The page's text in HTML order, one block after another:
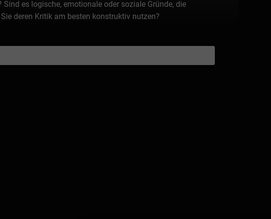
es logische, emotionale oder soziale Gründe, die
deren Kritik am besten konstruktiv nutzen?